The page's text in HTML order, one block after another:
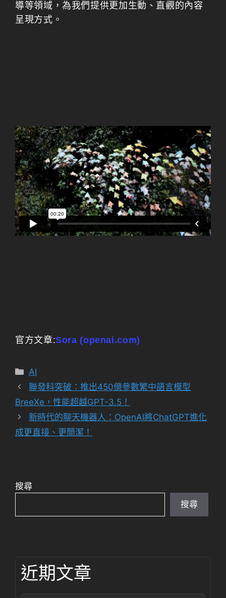
導等領域，為我們提供更加生動、直觀的內容
呈現方式。
官方文章:Sora (openai.com)
分
類
AI
聯發科突破：推出450億參數繁中語言模型
BreeXe，性能超越GPT-3.5！
新時代的聊天機器人：OpenAI將ChatGPT進化
成更直接、更簡潔！
搜尋
搜尋
近期文章